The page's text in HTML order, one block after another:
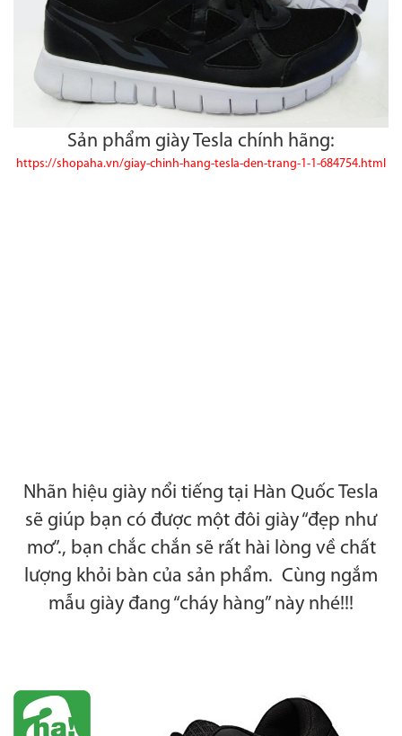
Sản phẩm giày Tesla chính hãng:
https://shopaha.vn/giay-chinh-hang-tesla-den-trang-1-1-684754.html
Nhãn hiệu giày nổi tiếng tại Hàn Quốc Tesla
sẽ giúp bạn có được một đôi giày “đẹp như
mơ”., bạn chắc chắn sẽ rất hài lòng về chất
lượng khỏi bàn của sản phẩm. Cùng ngắm
mẫu giày đang “cháy hàng” này nhé!!!